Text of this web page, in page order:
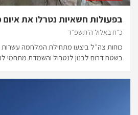
בפעולות חשאיות נטרלו את
כ״ח באלול ה׳תשפ״ד
כוחות צה״ל ביצעו מתחילת המלחמה עשרות
בשטח דרום לבנון לנטרול והשמדת מתחמי